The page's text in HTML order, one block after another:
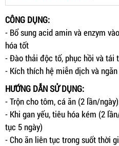
CÔNG DỤNG:
- Bổ sung acid amin và enzym
hóa tốt
- Đào thải độc tố, phục hồi và tái
- Kích thích hệ miễn dịch và
HƯỚNG DẪN SỬ DỤNG:
- Trộn cho tôm, cá ăn (2 lần/
- Khi gan yếu, tiêu hóa kém (2
tục 5 ngày)
- Cho ăn liên tục trong suốt thời